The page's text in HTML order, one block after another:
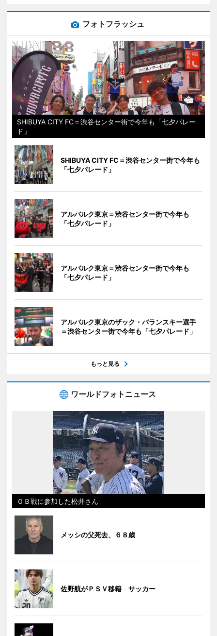
フォトフラッシュ
SHIBUYA CITY FC＝渋谷センター街で今年も「七夕パレー
ド」
SHIBUYA CITY FC＝渋谷センター街で今年も
「七夕パレード」
アルバルク東京＝渋谷センター街で今年も
「七夕パレード」
アルバルク東京＝渋谷センター街で今年も
「七夕パレード」
アルバルク東京のザック・バランスキー選手
＝渋谷センター街で今年も「七夕パレード」
もっと見る
ワールドフォトニュース
ＯＢ戦に参加した松井さん
メッシの父死去、６８歳
佐野航がＰＳＶ移籍 サッカー